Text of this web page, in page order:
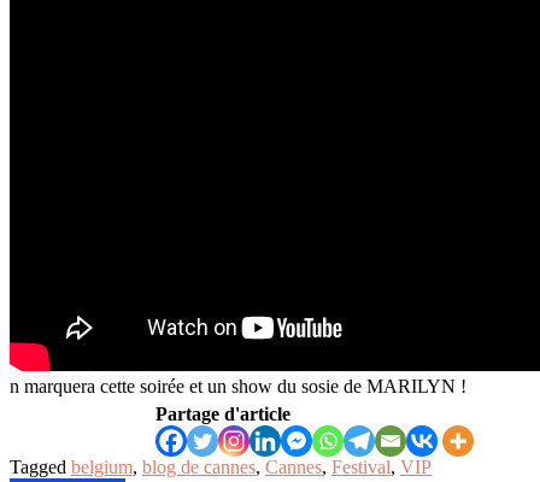
n marquera cette soirée et un show du sosie de MARILYN !
Partage d'article
Tagged belgium, blog de cannes, Cannes, Festival, VIP